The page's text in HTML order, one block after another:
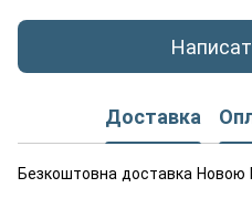
Доставка
Безкоштовна доставка